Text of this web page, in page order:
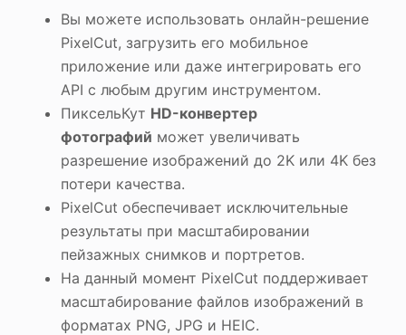
Вы можете использовать онлайн-решение
PixelCut, загрузить его мобильное
приложение или даже интегрировать его
API с любым другим инструментом.
ПиксельКут HD-конвертер
фотографий может увеличивать
разрешение изображений до 2K или 4K без
потери качества.
PixelCut обеспечивает исключительные
результаты при масштабировании
пейзажных снимков и портретов.
На данный момент PixelCut поддерживает
масштабирование файлов изображений в
форматах PNG, JPG и HEIC.